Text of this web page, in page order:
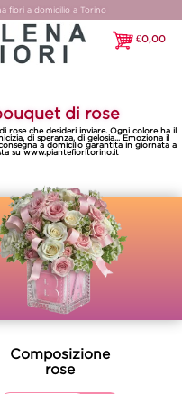
fiori a domicilio a Torino
€0,00
€0,00
di rose
rose che desideri inviare. Ogni colore ha il
di speranza, di gelosia... Emoziona il
a domicilio garantita in giornata a
su www.piantefioritorino.it
Composizione
rose